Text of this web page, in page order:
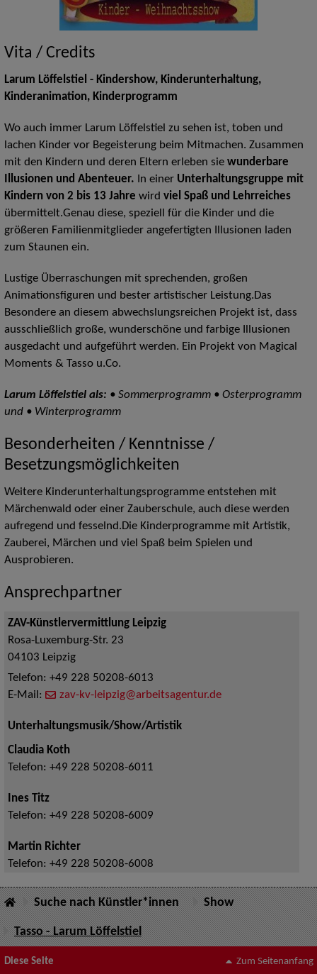
Vita / Credits
Larum Löffelstiel - Kindershow, Kinderunterhaltung,
Kinderanimation, Kinderprogramm
Wo auch immer Larum Löffelstiel zu sehen ist, toben und
lachen Kinder vor Begeisterung beim Mitmachen. Zusammen
mit den Kindern und deren Eltern erleben sie wunderbare
Illusionen und Abenteuer. In einer Unterhaltungsgruppe mit
Kindern von 2 bis 13 Jahre wird viel Spaß und Lehrreiches
übermittelt.Genau diese, speziell für die Kinder und die
größeren Familienmitglieder angefertigten Illusionen laden
zum Staunen ein.
Lustige Überraschungen mit sprechenden, großen
Animationsfiguren und bester artistischer Leistung.Das
Besondere an diesem abwechslungsreichen Projekt ist, dass
ausschließlich große, wunderschöne und farbige Illusionen
ausgedacht und aufgeführt werden. Ein Projekt von Magical
Moments & Tasso u.Co.
Larum Löffelstiel als: • Sommerprogramm • Osterprogramm
und • Winterprogramm
Besonderheiten / Kenntnisse /
Besetzungsmöglichkeiten
Weitere Kinderunterhaltungsprogramme entstehen mit
Märchenwald oder einer Zauberschule, auch diese werden
aufregend und fesselnd.Die Kinderprogramme mit Artistik,
Zauberei, Märchen und viel Spaß beim Spielen und
Ausprobieren.
Ansprechpartner
ZAV-Künstlervermittlung Leipzig
Rosa-Luxemburg-Str. 23
04103 Leipzig
Telefon: +49 228 50208-6013
E-Mail:
zav-kv-leipzig@arbeitsagentur.de
Unterhaltungsmusik/Show/Artistik
Claudia Koth
Telefon: +49 228 50208-6011
Ines Titz
Telefon: +49 228 50208-6009
Martin Richter
Telefon: +49 228 50208-6008
Suche nach Künstler*innen Show
Tasso - Larum Löffelstiel
Diese Seite Zum Seitenanfang